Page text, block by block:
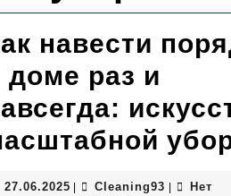
навести
доме раз и
27.06.2025 27.06.2025
Сleaning93 Сleaning93
Нет